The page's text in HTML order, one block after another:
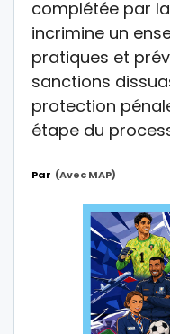
complétée par
incrimine un
pratiques et
sanctions
protection
étape du
Par (Avec MAP)